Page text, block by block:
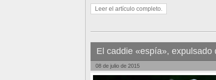
Leer el artículo completo.
El caddie «espía», expulsado
08 de julio de 2015